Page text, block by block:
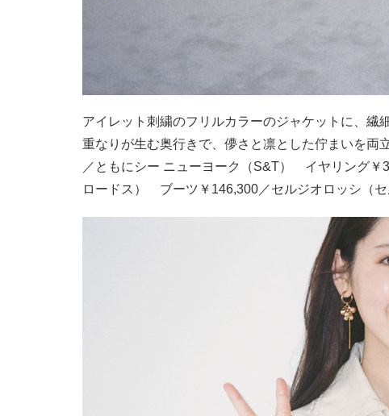
アイレット刺繍のフリルカラーのジャケットに、
重なりが生む奥行きで、儚さと凛とした佇まいを両
／ともにシー ニューヨーク（S&T） イヤリング￥
ロードス） ブーツ￥146,300／セルジオロッシ（セ